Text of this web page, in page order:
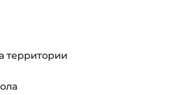
территории